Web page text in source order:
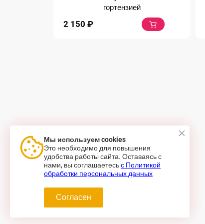
гортензией
2 150 ₽
Мы используем cookies
Это необходимо для повышения
удобства работы сайта. Оставаясь с
нами, вы соглашаетесьс Политикой
обработки персональных данных
Согласен